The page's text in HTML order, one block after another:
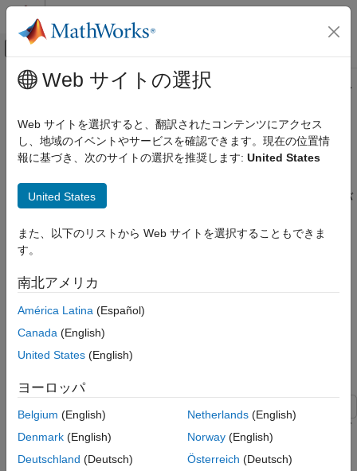
コンテンツへスキップ
オフキャンバス ナビゲーション メ
ドキュメンテーションのホーム
ブロックとブロックセットの作成
ブロック アルゴリズムの作成
MATLAB System object を使用したブロックの
MATLAB System ブロックと他のブロック
項目一覧
System object データをその他のブロックと
共有するための作業環境の設定
MATLAB System ブロックとのデータの共有
共有データの格納方法の選択
Memory ブロックの使用方法
セス問題の検出
MATLAB System ブロックでの共有データ使
メインコンテンツ
MATLAB System ブロックと他のブ
ロックとの間でのデータの共有
global キーワードおよびData Store Memoryブロックまたは
の他のブロック間でデータを共有します。次の場合に、グローバ
いことがあります。
MATLAB System
や出力によるモデルの混乱を避ける場合。
データの可視性をモデルの部分にスコープする場合。
System object データをその他のブロックと共有する
この例では、このトピックで必要な以下のファイルが格納されて
いるディレクトリを開きます。
Web サイトの選択
Web サイトを選択すると、翻訳されたコンテンツにアクセス
し、地域のイベントやサービスを確認できます。現在の位置情
報に基づき、次のサイトの選択を推奨します: United States
United States
また、以下のリストから Web サイトを選択することもできま
す。
南北アメリカ
América Latina (Español)
Canada (English)
United States (English)
ヨーロッパ
Belgium (English)
Denmark (English)
Deutschland (Deutsch)
Netherlands(English)
Norway(English)
Österreich (Deutsch)